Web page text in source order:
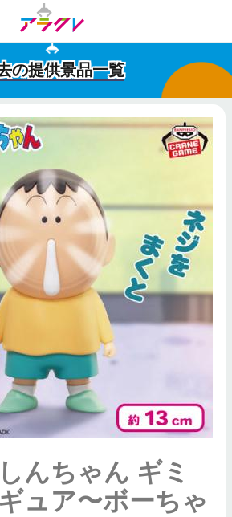
の提供景品一覧
んちゃん ギミ
ュア〜ボーちゃ